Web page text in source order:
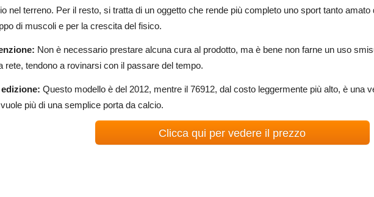
nel terreno. Per il resto, si tratta di un oggetto che rende più completo uno sport tanto
di muscoli e per la crescita del fisico.
Non è necessario prestare alcuna cura al prodotto, ma è bene non farne un uso
rete, tendono a rovinarsi con il passare del tempo.
Questo modello è del 2012, mentre il 76912, dal costo leggermente più alto, è una
più di una semplice porta da calcio.
Clicca qui per vedere il prezzo